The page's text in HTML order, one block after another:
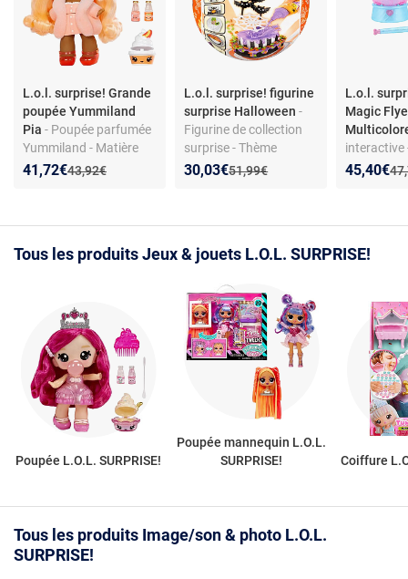
L.o.l. surprise! Grande
poupée Yummiland
Pia - Poupée parfumée
Yummiland - Matière
plastique - Non
Ancien prix :
43,92€
Nouveau prix :
41,72€
Réduction de :
L.o.l. surprise! figurine
surprise Halloween -
Figurine de collection
surprise - Thème
Halloween -Ancien prix :
51,99€
Nouveau prix :
30,03€
Réduction de :
L.o.l.
Magic
interactive
et magie -
Nouveau
45,40€
Tous les produits Jeux & jouets L.O.L. SURPRISE!
Poupée L.O.L. SURPRISE!
Poupée mannequin L.O.L.
SURPRISE!
Coiffure
Tous les produits Image/son & photo L.O.L.
SURPRISE!